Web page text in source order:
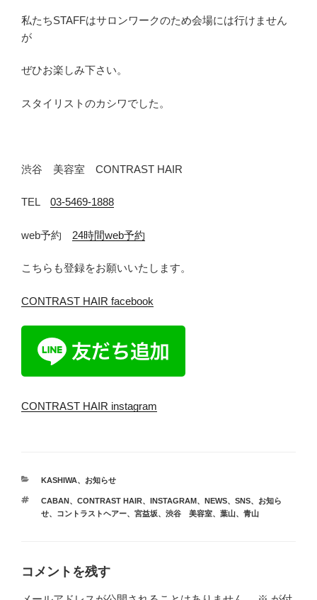
私たちSTAFFはサロンワークのため会場には行けません
が
ぜひお楽しみ下さい。
スタイリストのカシワでした。
渋谷 美容室 CONTRAST HAIR
TEL 03-5469-1888
web予約 24時間web予約
こちらも登録をお願いいたします。
CONTRAST HAIR facebook
CONTRAST HAIR instagram
カ
ゴ
リ
KASHIWA、 お知らせ
タ
グ
CABAN 、 CONTRAST HAIR、 INSTAGRAM 、 NEWS、 SNS、
お知ら
せ、 コントラストヘアー、 宮益坂、 渋谷 美容室、 葉山、 青山
コメントを残す